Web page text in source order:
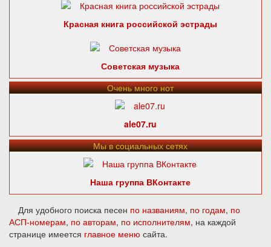
Красная книга российской эстрады
Советская музыка
Очень много нот
ale07.ru
Мы в социальных сетях
Наша группа ВКонтакте
Для удобного поиска песен по названиям, по годам, по
АСП-номерам, по авторам, по исполнителям, на каждой
странице имеется главное меню сайта.